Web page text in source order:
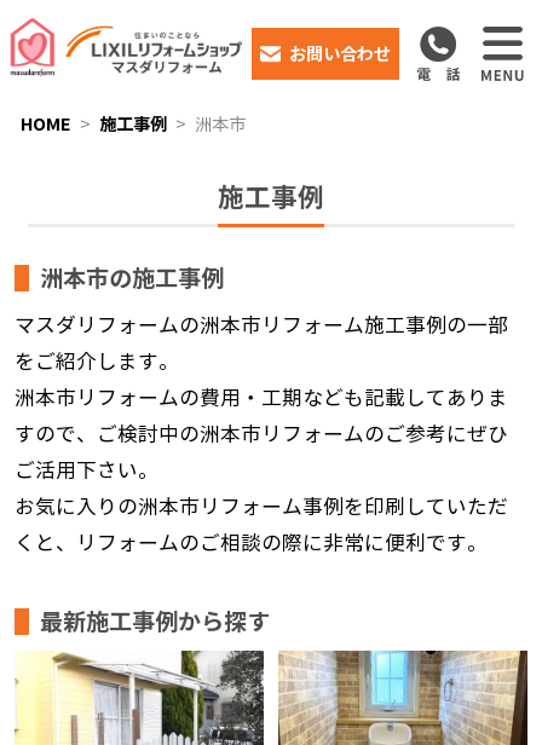
お問い合わせ
HOME 施工事例 洲本市
施工事例
洲本市の施工事例
マスダリフォームの洲本市リフォーム施工事例の一部
をご紹介します。
洲本市リフォームの費用・工期なども記載してありま
すので、ご検討中の洲本市リフォームのご参考にぜひ
ご活用下さい。
お気に入りの洲本市リフォーム事例を印刷していただ
くと、リフォームのご相談の際に非常に便利です。
最新施工事例から探す